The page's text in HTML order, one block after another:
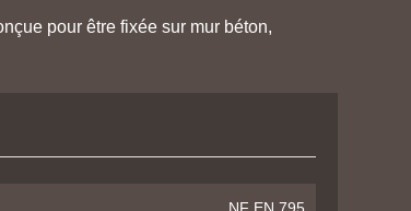
pour être fixée sur mur béton,